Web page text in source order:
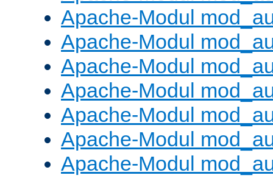
Apache-Modul
Apache-Modul
Apache-Modul
Apache-Modul
Apache-Modul
Apache-Modul
Apache-Modul